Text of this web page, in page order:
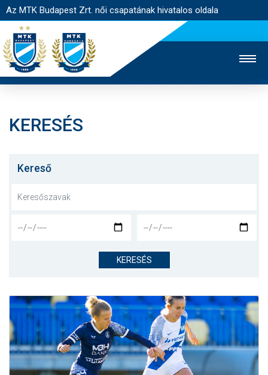
Az MTK Budapest Zrt. női csapatának hivatalos oldala
JEGYÉRTÉKESÍTÉS
NYITÓLAP
CSAPAT
JELENTKEZÉS
KLUB
GALÉRIA
KERESÉS
Kereső
KERESÉS